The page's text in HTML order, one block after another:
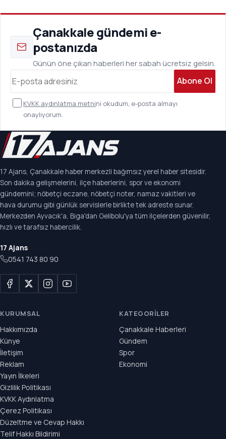
Çanakkale gündemi e-
postanızda
Günün öne çıkan haberleri her sabah ücretsiz gelsin.
Abone Ol
KVKK aydınlatma metnini okudum, e-posta almayı
onaylıyorum.
17 Ajans, Çanakkale haber merkezli bağımsız yerel haber sitesidir.
Son dakika gelişmelerini, ilçe haberlerini, spor ve ekonomi
gündemini; nöbetçi eczane, nöbetçi noter, namaz vakitleri ve
hava durumu gibi günlük servislerle birlikte tek adreste sunar.
Merkezden Ayvacık'a, Biga'dan Gelibolu'ya tüm ilçelerden güvenilir,
hızlı ve tarafsız habercilik.
17 Ajans
0541 743 80 90
KURUMSAL
Hakkımızda
Künye
İletişim
Reklam
Yayın İlkeleri
Gizlilik Politikası
KVKK Aydınlatma
Çerez Politikası
Düzeltme ve Cevap Hakkı
Telif Hakkı Bildirimi
KATEGORILER
Çanakkale Haberleri
Gündem
Spor
Ekonomi